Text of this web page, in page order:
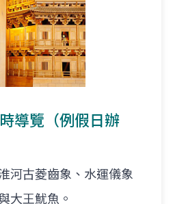
導覽（例假日辦
河古菱齒象、水運儀象
大王魷魚。